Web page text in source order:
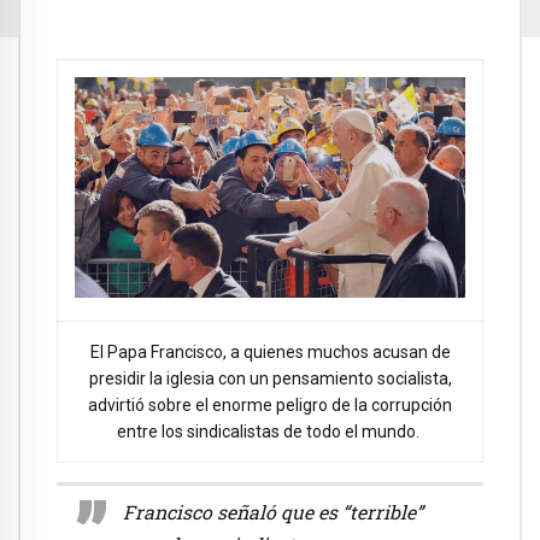
El Papa Francisco, a quienes muchos acusan de
presidir la iglesia con un pensamiento socialista,
advirtió sobre el enorme peligro de la corrupción
entre los sindicalistas de todo el mundo.
Francisco señaló que es “terrible”